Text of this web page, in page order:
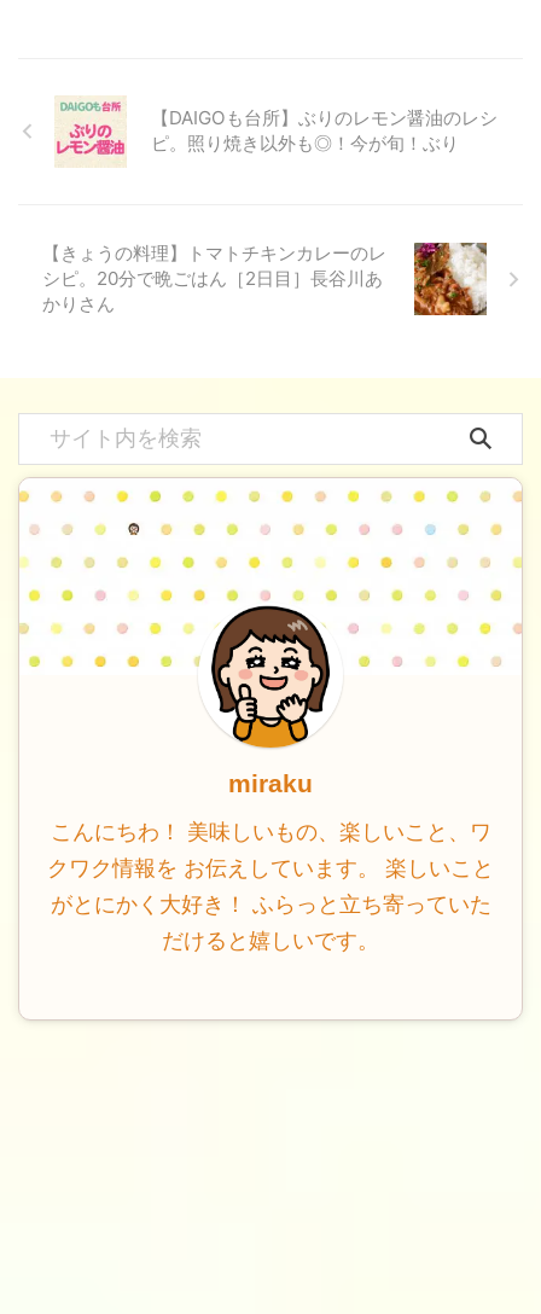
【DAIGOも台所】ぶりのレモン醤油のレシ
ピ。照り焼き以外も◎！今が旬！ぶり
【きょうの料理】トマトチキンカレーのレ
シピ。20分で晩ごはん［2日目］長谷川あ
かりさん
miraku
こんにちわ！ 美味しいもの、楽しいこと、ワ
クワク情報を お伝えしています。 楽しいこと
がとにかく大好き！ ふらっと立ち寄っていた
だけると嬉しいです。